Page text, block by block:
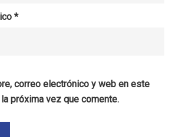
*
correo electrónico y web en este
próxima vez que comente.